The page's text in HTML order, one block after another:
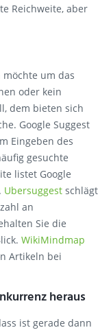
Reichweite, aber
um das
oder kein
dem bieten sich
Google Suggest
Eingeben des
gesuchte
listet Google
Ubersuggest schlägt
an
Sie die
WikiMindmap
Artikeln bei
heraus
ist gerade dann